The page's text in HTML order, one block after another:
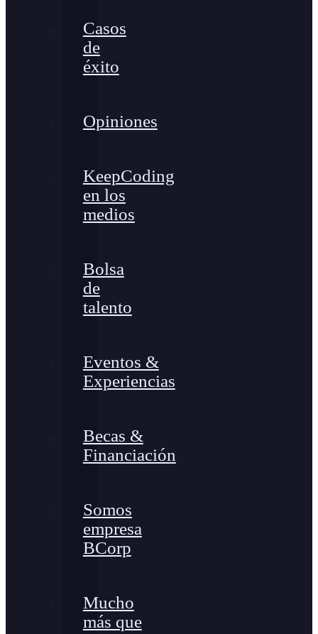
Casos
de
éxito
Opiniones
KeepCoding
en los
medios
Bolsa
de
talento
Eventos &
Experiencias
Becas &
Financiación
Somos
empresa
BCorp
Mucho
más que